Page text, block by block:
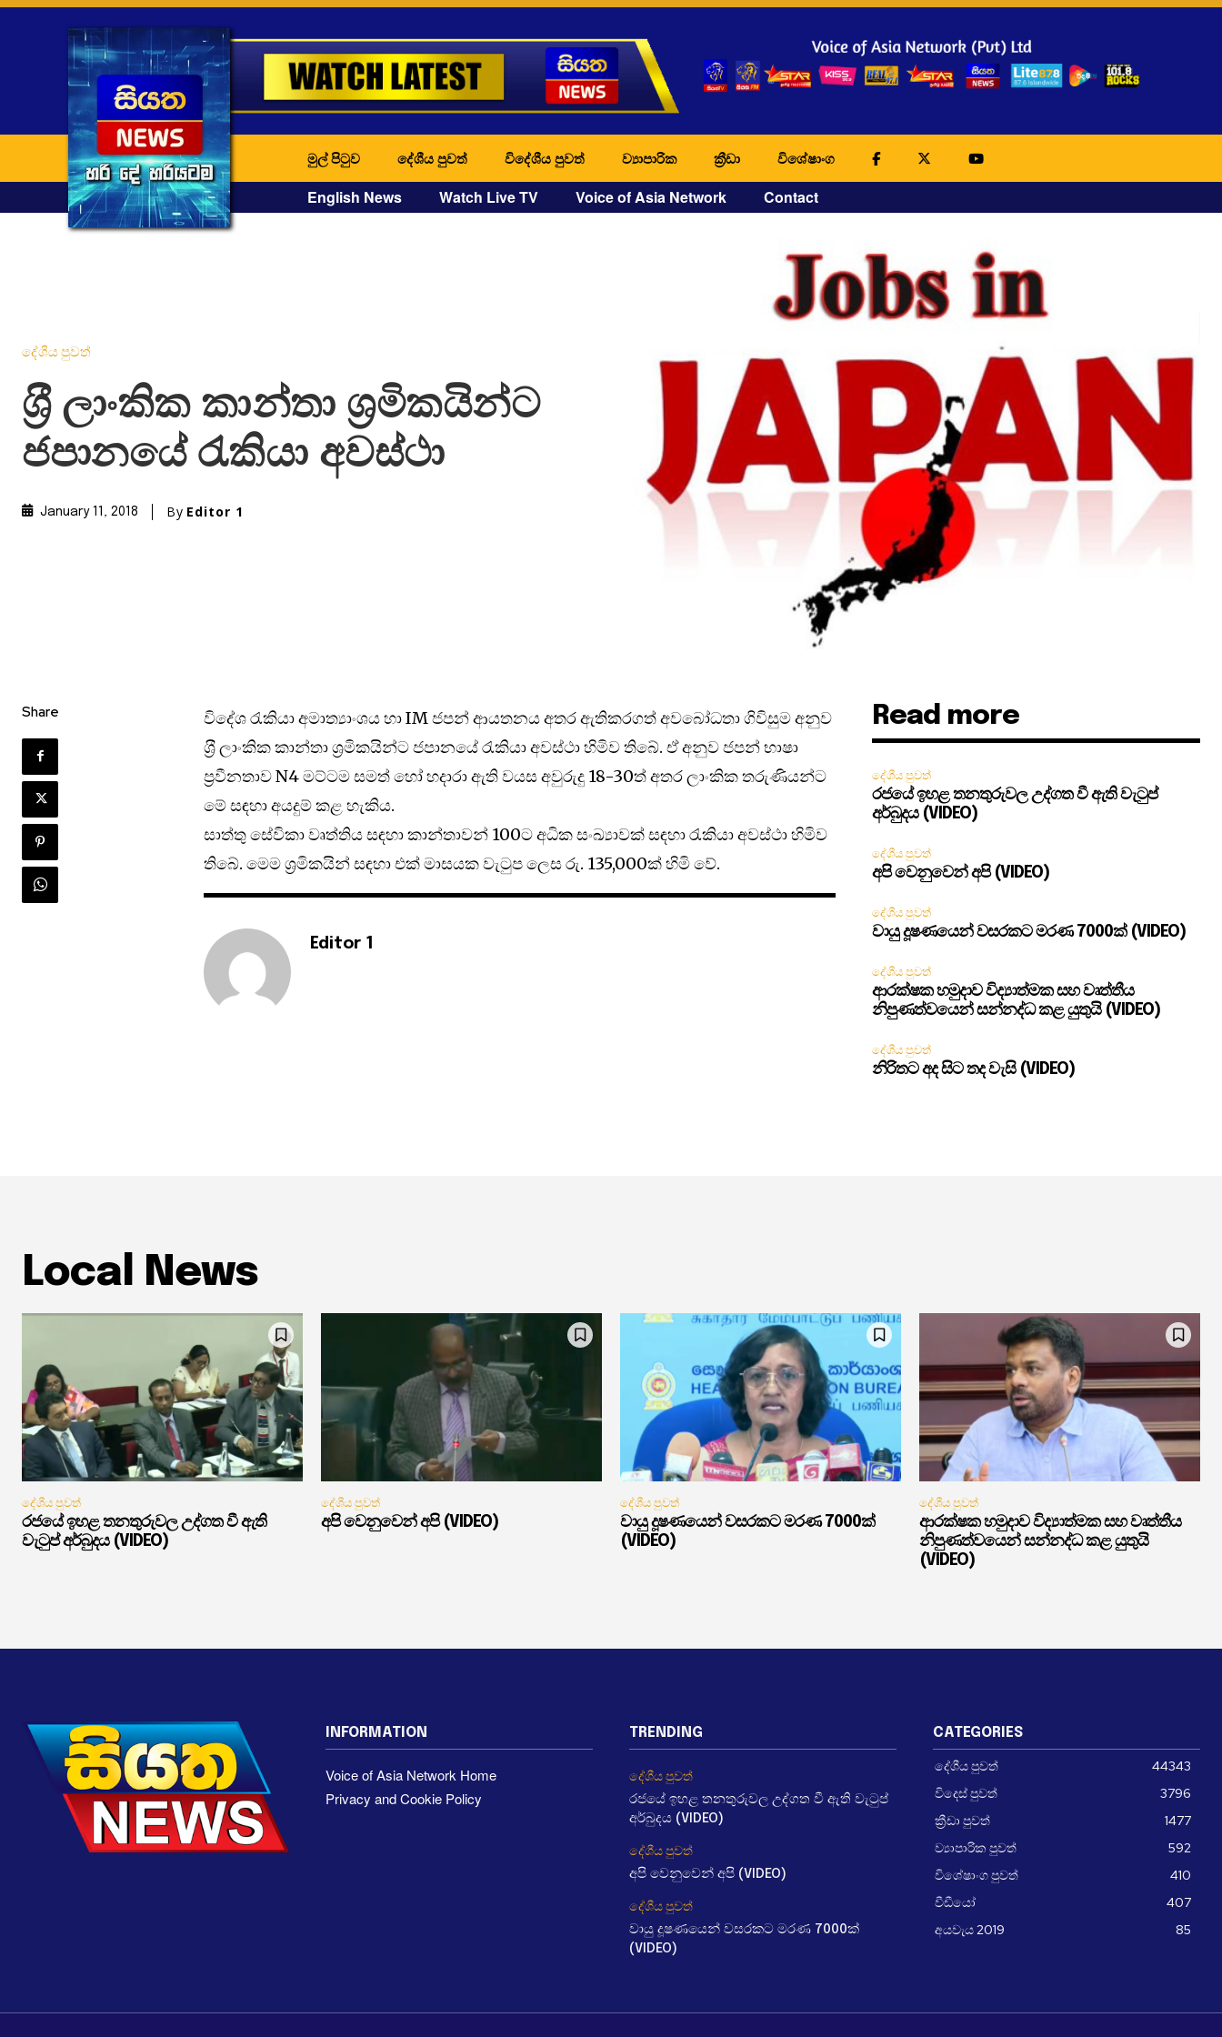
මුල් පිටුව දේශීය පුවත් විදේශීය පුවත් ව්‍යාපාරික ක්‍රීඩා විශේෂාංග
English News Watch Live TV Voice of Asia Network Contact
දේශීය පුවත්
ශ‍්‍රී ලාංකික කාන්තා ශ‍්‍රමිකයින්ට
ජපානයේ රැකියා අවස්ථා
January 11, 2018 By Editor 1
Share
විදේශ රැකියා අමාත්‍යාංශය හා IM ජපන් ආයතනය අතර ඇතිකරගත් අවබෝධතා ගිවිසුම අනුව
ශ‍්‍රී ලාංකික කාන්තා ශ‍්‍රමිකයින්ට ජපානයේ රැකියා අවස්ථා හිමිව තිබේ. ඒ අනුව ජපන් භාෂා
ප‍්‍රවීනතාව N4 මට්ටම සමත් හෝ හදාරා ඇති වයස අවුරුදු 18-30ත් අතර ලාංකික තරුණියන්ට
මේ සඳහා අයදුම් කළ හැකිය.
සාත්තු සේවිකා වෘත්තිය සඳහා කාන්තාවන් 100ට අධික සංඛ්‍යාවක් සඳහා රැකියා අවස්ථා හිමිව
තිබේ. මෙම ශ‍්‍රමිකයින් සඳහා එක් මාසයක වැටුප ලෙස රු. 135,000ක් හිමි වේ.
Editor 1
Read more
දේශීය පුවත්
රජයේ ඉහළ තනතුරුවල උද්ගත වී ඇති වැටුප්
අර්බුදය (VIDEO)
දේශීය පුවත්
අපි වෙනුවෙන් අපි (VIDEO)
දේශීය පුවත්
වායු දූෂණයෙන් වසරකට මරණ 7000ක් (VIDEO)
දේශීය පුවත්
ආරක්ෂක හමුදාව විද්‍යාත්මක සහ වෘත්තීය
නිපුණත්වයෙන් සන්නද්ධ කළ යුතුයි (VIDEO)
දේශීය පුවත්
නිරිතට අද සිට තද වැසි (VIDEO)
Local News
දේශීය පුවත්
රජයේ ඉහළ තනතුරුවල උද්ගත වී ඇති
වැටුප් අර්බුදය (VIDEO)
දේශීය පුවත්
අපි වෙනුවෙන් අපි (VIDEO)
දේශීය පුවත්
වායු දූෂණයෙන් වසරකට මරණ 7000ක්
(VIDEO)
දේශීය පුවත්
ආරක්ෂක හමුදාව විද්‍යාත්මක සහ වෘත්තීය
නිපුණත්වයෙන් සන්නද්ධ කළ යුතුයි
(VIDEO)
INFORMATION
Voice of Asia Network Home
Privacy and Cookie Policy
TRENDING
දේශීය පුවත්
රජයේ ඉහළ තනතුරුවල උද්ගත වී ඇති වැටුප්
අර්බුදය (VIDEO)
දේශීය පුවත්
අපි වෙනුවෙන් අපි (VIDEO)
දේශීය පුවත්
වායු දූෂණයෙන් වසරකට මරණ 7000ක්
(VIDEO)
CATEGORIES
දේශීය පුවත්
44343
විදෙස් පුවත්
3796
ක්‍රීඩා පුවත්
1477
ව්‍යාපාරික පුවත්
592
විශේෂාංග පුවත්
410
වීඩීයෝ
407
අයවැය 2019
85